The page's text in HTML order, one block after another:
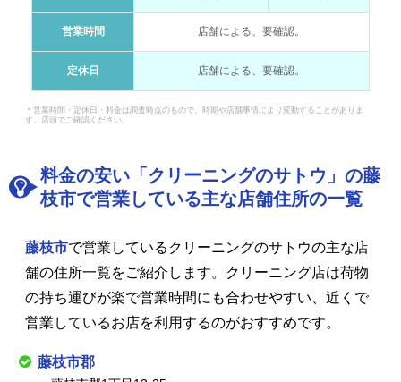
営業時間 店舗による、要確認。
定休日 店舗による、要確認。
＊営業時間・定休日・料金は調査時点のもので、時期や店舗事情により変動することがありま
す。店頭でご確認ください。
料金の安い「クリーニングのサトウ」の藤
枝市で営業している主な店舗住所の一覧
藤枝市で営業しているクリーニングのサトウの主な店
舗の住所一覧をご紹介します。クリーニング店は荷物
の持ち運びが楽で営業時間にも合わせやすい、近くで
営業しているお店を利用するのがおすすめです。
藤枝市郡